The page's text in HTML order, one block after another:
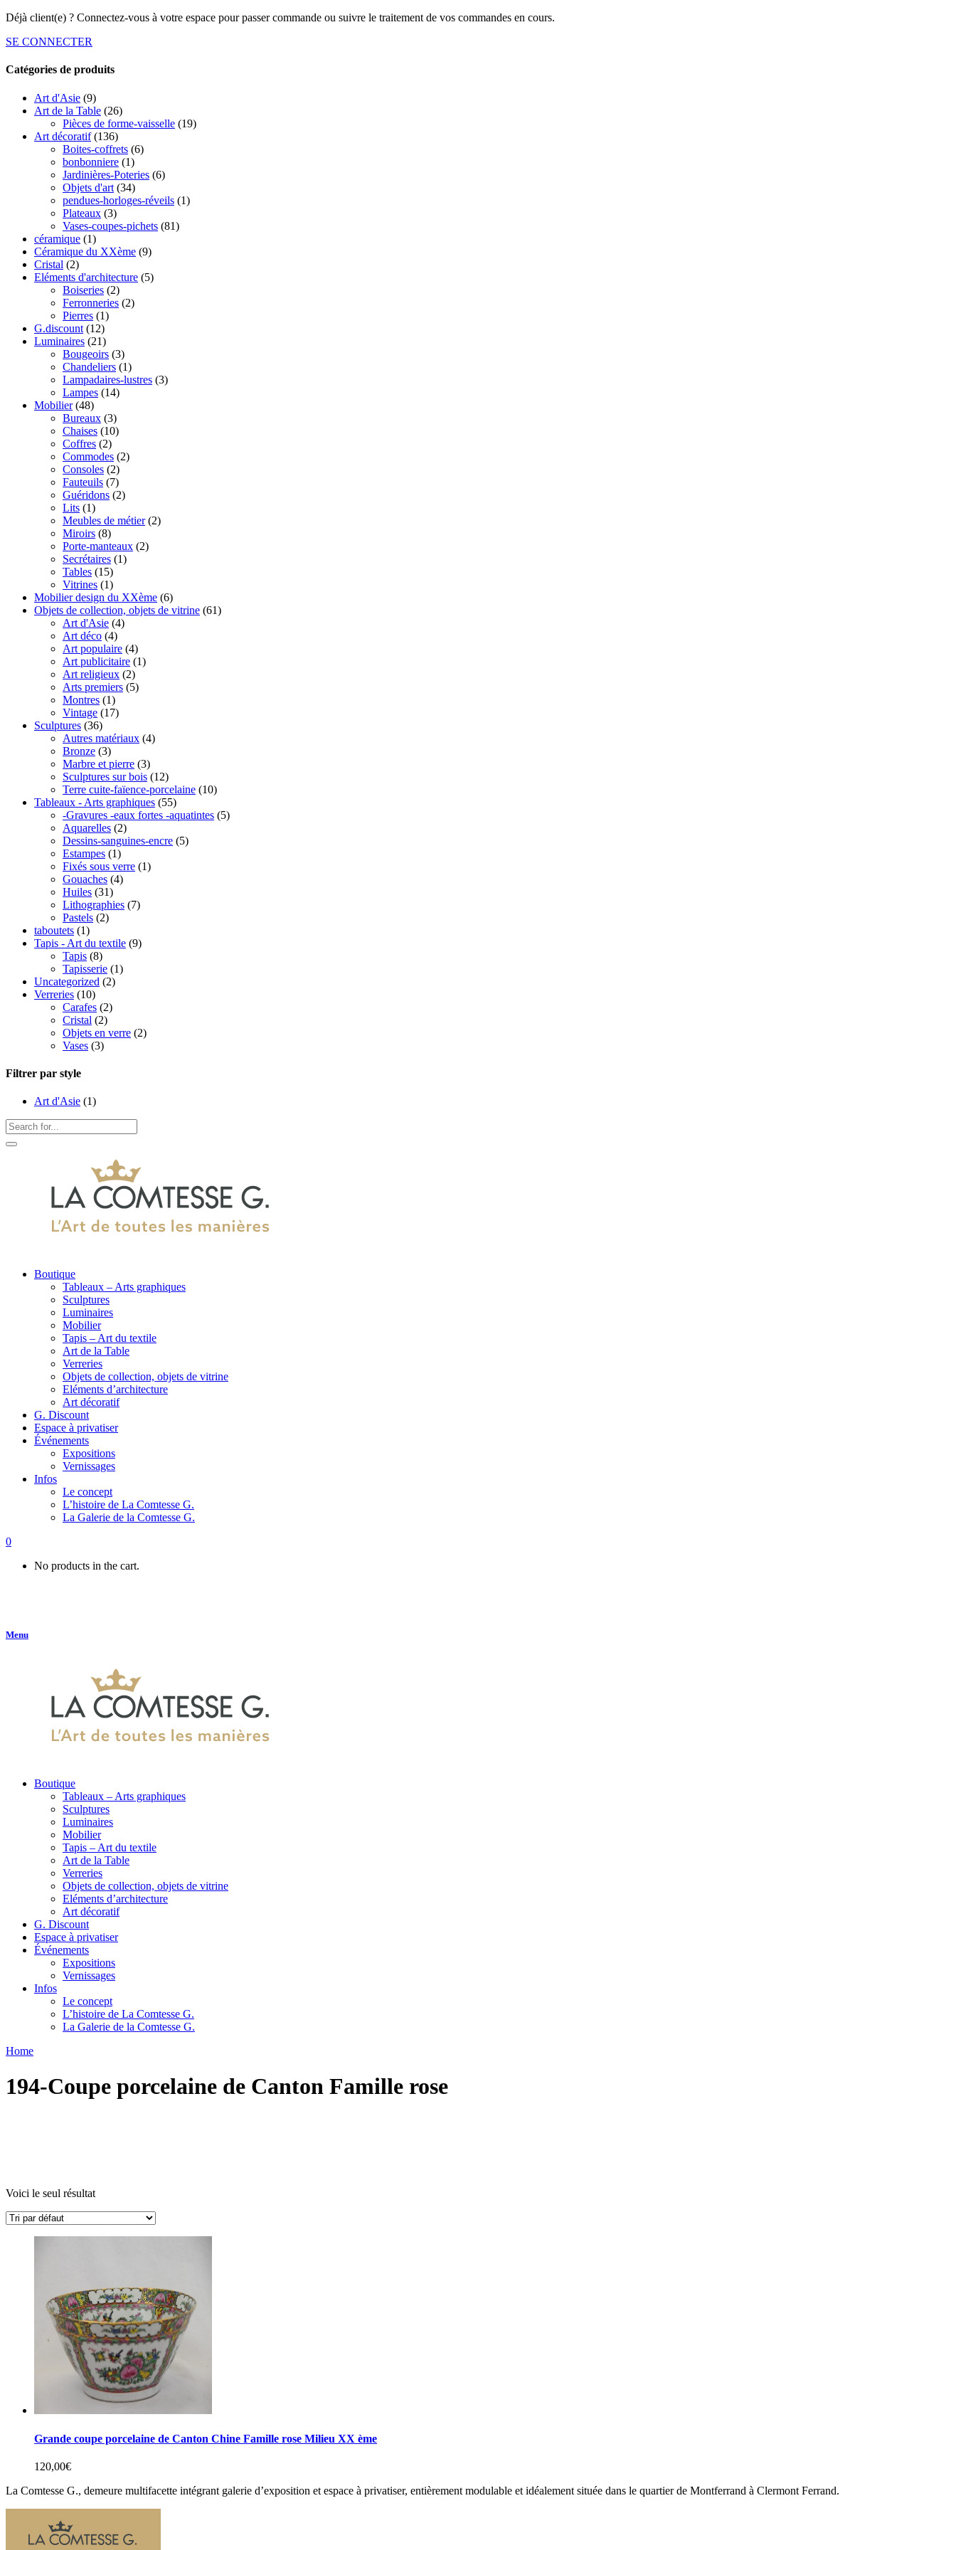
Déjà client(e) ? Connectez-vous à votre espace pour passer commande ou suivre le traitement de vos commandes en cours.
SE CONNECTER
Catégories de produits
Art d'Asie (9)
Art de la Table (26)
Pièces de forme-vaisselle (19)
Art décoratif (136)
Boites-coffrets (6)
bonbonniere (1)
Jardinières-Poteries (6)
Objets d'art (34)
pendues-horloges-réveils (1)
Plateaux (3)
Vases-coupes-pichets (81)
céramique (1)
Céramique du XXème (9)
Cristal (2)
Eléments d'architecture (5)
Boiseries (2)
Ferronneries (2)
Pierres (1)
G.discount (12)
Luminaires (21)
Bougeoirs (3)
Chandeliers (1)
Lampadaires-lustres (3)
Lampes (14)
Mobilier (48)
Bureaux (3)
Chaises (10)
Coffres (2)
Commodes (2)
Consoles (2)
Fauteuils (7)
Guéridons (2)
Lits (1)
Meubles de métier (2)
Miroirs (8)
Porte-manteaux (2)
Secrétaires (1)
Tables (15)
Vitrines (1)
Mobilier design du XXème (6)
Objets de collection, objets de vitrine (61)
Art d'Asie (4)
Art déco (4)
Art populaire (4)
Art publicitaire (1)
Art religieux (2)
Arts premiers (5)
Montres (1)
Vintage (17)
Sculptures (36)
Autres matériaux (4)
Bronze (3)
Marbre et pierre (3)
Sculptures sur bois (12)
Terre cuite-faïence-porcelaine (10)
Tableaux - Arts graphiques (55)
-Gravures -eaux fortes -aquatintes (5)
Aquarelles (2)
Dessins-sanguines-encre (5)
Estampes (1)
Fixés sous verre (1)
Gouaches (4)
Huiles (31)
Lithographies (7)
Pastels (2)
taboutets (1)
Tapis - Art du textile (9)
Tapis (8)
Tapisserie (1)
Uncategorized (2)
Verreries (10)
Carafes (2)
Cristal (2)
Objets en verre (2)
Vases (3)
Filtrer par style
Art d'Asie (1)
Boutique
Tableaux – Arts graphiques
Sculptures
Luminaires
Mobilier
Tapis – Art du textile
Art de la Table
Verreries
Objets de collection, objets de vitrine
Eléments d’architecture
Art décoratif
G. Discount
Espace à privatiser
Événements
Expositions
Vernissages
Infos
Le concept
L’histoire de La Comtesse G.
La Galerie de la Comtesse G.
0
No products in the cart.
Menu
Boutique
Tableaux – Arts graphiques
Sculptures
Luminaires
Mobilier
Tapis – Art du textile
Art de la Table
Verreries
Objets de collection, objets de vitrine
Eléments d’architecture
Art décoratif
G. Discount
Espace à privatiser
Événements
Expositions
Vernissages
Infos
Le concept
L’histoire de La Comtesse G.
La Galerie de la Comtesse G.
Home
194-Coupe porcelaine de Canton Famille rose
Voici le seul résultat
Grande coupe porcelaine de Canton Chine Famille rose Milieu XX ème
120,00€
La Comtesse G., demeure multifacette intégrant galerie d’exposition et espace à privatiser, entièrement modulable et idéalement située dans le quartier de Montferrand à Clermont Ferrand.